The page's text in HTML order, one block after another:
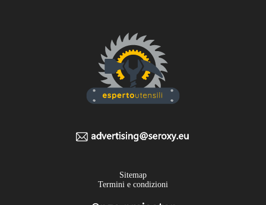
Sitemap
Termini e condizioni